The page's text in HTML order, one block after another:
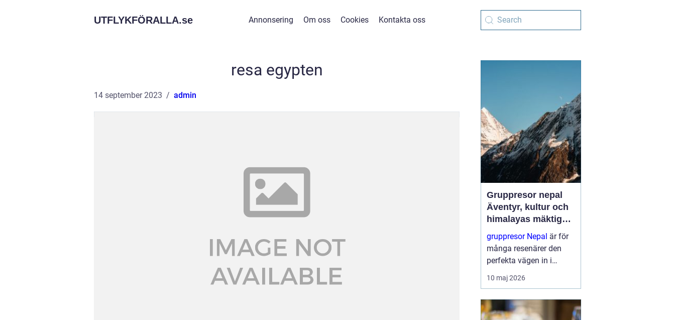
UTFLYKFÖRALLA.se Annonsering Om oss Cookies Kontakta oss
resa egypten
14 september 2023 admin
Gruppresor nepal
Äventyr, kultur och
himalayas mäktiga
gruppresor Nepal är för
många resenärer den
perfekta vägen in i
himalayas värld av
storslagna berg, djupa
traditioner. Genom att
10 maj 2026